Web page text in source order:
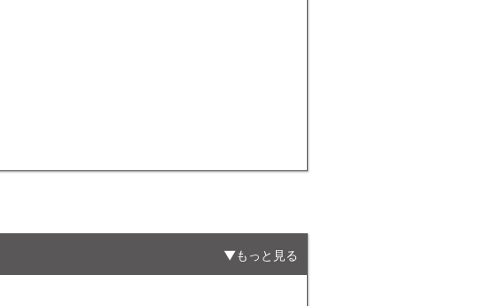
もっと見る